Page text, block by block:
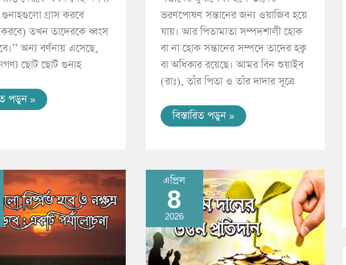
গ্রাস করবে
তখন তাদেরকে ধ্বংস
অন্য বর্ণনায় এসেছে,
ছোট ছোট গুনাহ
পডুন »
ভরণপোষণ সন্তানের জন্য ওয়াজিব হয়ে
যায়। আর পিতামাতা সম্পদশালী হোক
বা না হোক সন্তানের সম্পদে তাদের হক্ব
বা অধিকার রয়েছে। আমর বিন শুয়াইব
(রাঃ), তাঁর পিতা ও তাঁর দাদার সূত্রে
বিস্তারিত পডুন »
এপ্রিল
8
2026
উত্তম
দানের
উত্তম
প্রতিদান